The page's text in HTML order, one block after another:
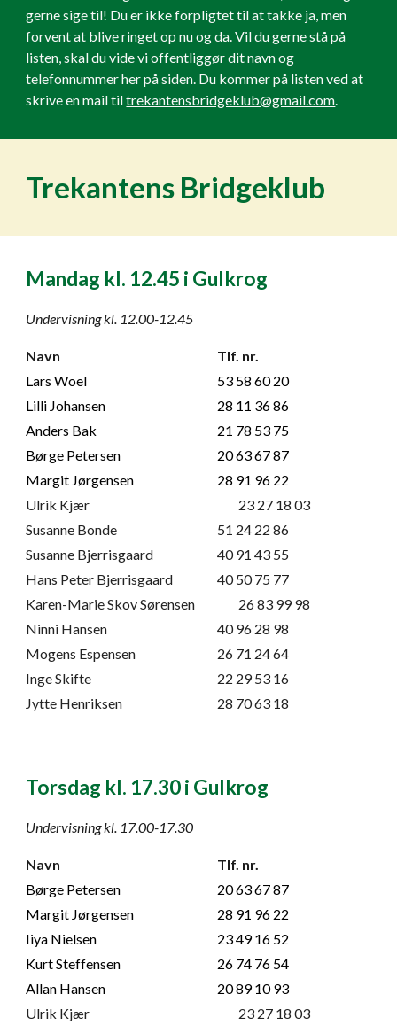
gerne sige til! Du er ikke forpligtet til at takke ja, men
forvent at blive ringet op nu og da. Vil du gerne stå på
listen, skal du vide vi offentliggør dit navn og
telefonnummer her på siden. Du kommer på listen ved at
skrive en mail tiltrekantensbridgeklub@gmail.com
Trekantens Bridgeklub
Mandag kl. 12.45 i Gulkrog
Undervisning kl. 12.00-12.45
Navn
Tlf. nr.
Lars Woel
53 58 60 20
Lilli Johansen
28 11 36 86
Anders Bak
21 78 53 75
Børge Petersen
20 63 67 87
Margit Jørgensen
28 91 96 22
Ulrik Kjær
23 27 18 03
Susanne Bonde
51 24 22 86
Susanne Bjerrisgaard
40 91 43 55
Hans Peter Bjerrisgaard
40 50 75 77
Karen-Marie Skov Sørensen
26 83 99 98
Ninni Hansen
40 96 28 98
Mogens Espensen
26 71 24 64
Inge Skifte
22 29 53 16
Jytte Henriksen
28 70 63 18
Torsdag kl. 17.30 i Gulkrog
Undervisning kl. 17.00-17.30
Navn
Tlf. nr.
Børge Petersen
20 63 67 87
Margit Jørgensen
28 91 96 22
Iiya Nielsen
23 49 16 52
Kurt Steffensen
26 74 76 54
Allan Hansen
20 89 10 93
Ulrik Kjær
23 27 18 03